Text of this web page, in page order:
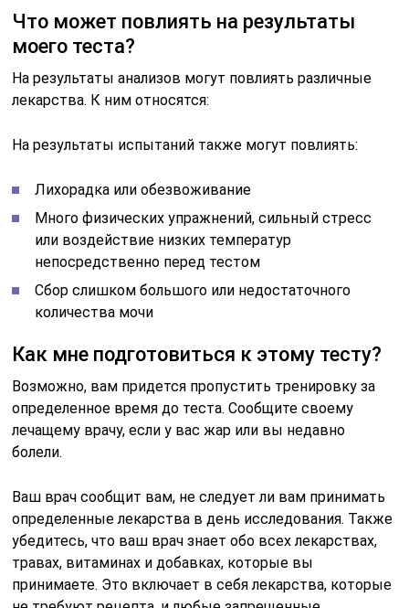
Что может повлиять на результаты
моего теста?
На результаты анализов могут повлиять различные
лекарства. К ним относятся:
На результаты испытаний также могут повлиять:
Лихорадка или обезвоживание
Много физических упражнений, сильный стресс
или воздействие низких температур
непосредственно перед тестом
Сбор слишком большого или недостаточного
количества мочи
Как мне подготовиться к этому тесту?
Возможно, вам придется пропустить тренировку за
определенное время до теста. Сообщите своему
лечащему врачу, если у вас жар или вы недавно
болели.
Ваш врач сообщит вам, не следует ли вам принимать
определенные лекарства в день исследования. Также
убедитесь, что ваш врач знает обо всех лекарствах,
травах, витаминах и добавках, которые вы
принимаете. Это включает в себя лекарства, которые